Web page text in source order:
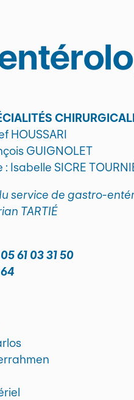
HOUSSARI
GUIGNOLET
Isabelle SICRE
service de gastro-
TARTIÉ
61 03 31 50